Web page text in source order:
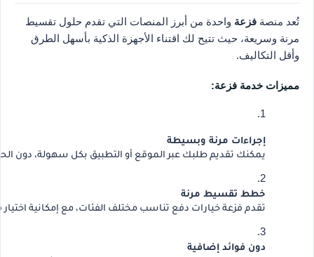
تُعد منصة فزعة واحدة من أبرز المنصات التي تقدم حلول تقسيط
مرنة وسريعة، حيث تتيح لك اقتناء الأجهزة الذكية بأسهل الطرق
وأقل التكاليف.
مميزات خدمة فزعة:
إجراءات مرنة وبسيطة
يمكنك تقديم طلبك عبر الموقع أو التطبيق بكل سهولة، دون
خطط تقسيط مرنة
تقدم فزعة خيارات دفع تناسب مختلف الفئات، مع إمكانية
دون فوائد إضافية